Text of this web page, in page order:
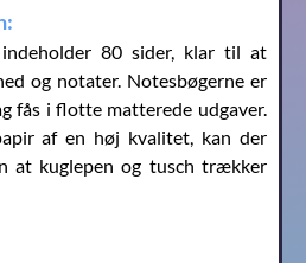
indeholder 80 sider, klar til at
og notater. Notesbøgerne er
fås i flotte matterede udgaver.
af en høj kvalitet, kan der
at kuglepen og tusch trækker